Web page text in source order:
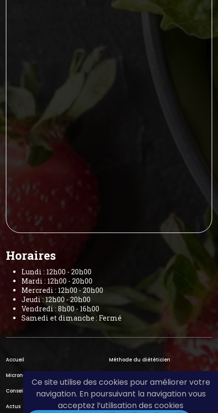
Horaires
Lundi : 12h00 - 20h00
Mardi : 12h00 - 20h00
Mercredi : 12h00 - 20h00
Jeudi : 12h00 - 20h00
Vendredi : 8h00 - 16h00
Samedi et dimanche : Fermé
Accueil Méthode du diététicien
Micronutrition & microbiote
Conseils et Menus Honoraires
Actus Contact & Accès
Ce site utilise des cookies pour améliorer votre
navigation. En poursuivant la navigation vous
acceptez l’utilisation des cookies